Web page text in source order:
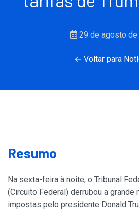
29 de agosto de
← Voltar para
Resumo
Na sexta-feira à noite, o Tribunal
(Circuito Federal) derrubou a grande
impostas pelo presidente Donald